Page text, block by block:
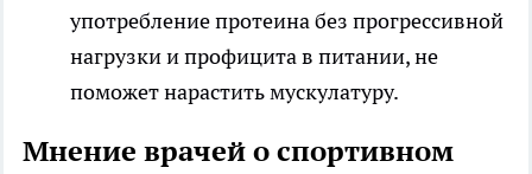
употребление протеина без прогрессивной
нагрузки и профицита в питании, не
поможет нарастить мускулатуру.
Мнение врачей о спортивном